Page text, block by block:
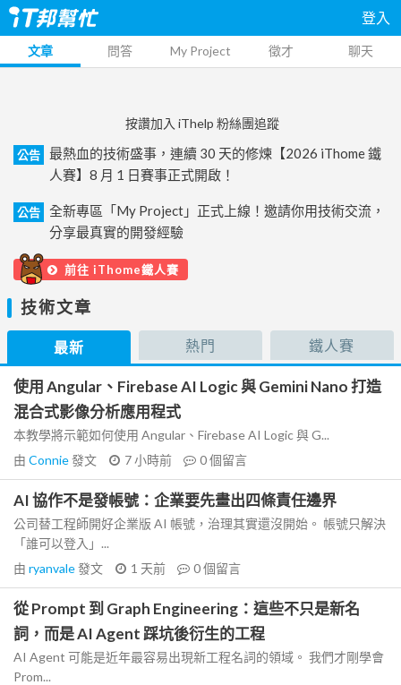
登入
文章 問答 My Project 徵才 聊天
按讚加入 iThelp 粉絲團追蹤
公告
最熱血的技術盛事，連續 30 天的修煉【2026 iThome 鐵
人賽】8 月 1 日賽事正式開啟！
公告
全新專區「My Project」正式上線！邀請你用技術交流，
分享最真實的開發經驗
前往 iThome鐵人賽
技術文章
最新 熱門 鐵人賽
使用 Angular、Firebase AI Logic 與 Gemini Nano 打造
混合式影像分析應用程式
本教學將示範如何使用 Angular、Firebase AI Logic 與 G...
由 Connie發文 7 小時前 0個留言
AI 協作不是發帳號：企業要先畫出四條責任邊界
公司替工程師開好企業版 AI 帳號，治理其實還沒開始。 帳號只解決
「誰可以登入」...
由 ryanvale發文 1 天前 0個留言
從 Prompt 到 Graph Engineering：這些不只是新名
詞，而是 AI Agent 踩坑後衍生的工程
AI Agent 可能是近年最容易出現新工程名詞的領域。 我們才剛學會
Prom...